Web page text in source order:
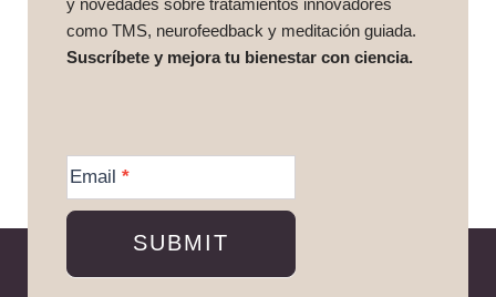
como TMS, neurofeedback y meditación guiada.
Suscríbete y mejora tu bienestar con ciencia.
Information
Email *
SUBMIT